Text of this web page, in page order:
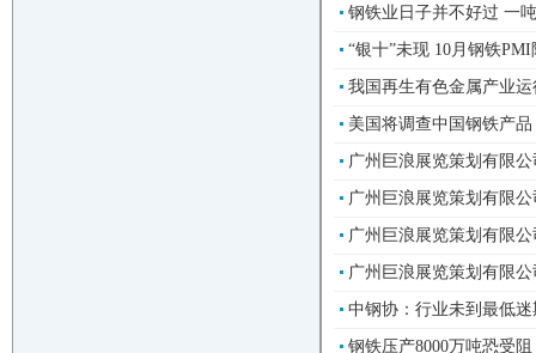
钢铁业日子并不好过 一
“银十”未现 10月钢铁
我国再生有色金属产业
美国将调查中国钢铁产
广州巨浪展览策划有限
广州巨浪展览策划有限
广州巨浪展览策划有限
广州巨浪展览策划有限
中钢协：行业未到最低
钢铁压产8000万吨恐受